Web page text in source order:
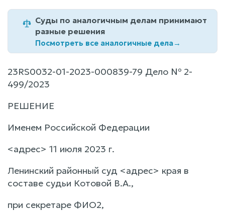
Суды по аналогичным делам принимают
разные решения
Посмотреть все аналогичные дела→
23RS0032-01-2023-000839-79 Дело № 2-
499/2023
РЕШЕНИЕ
Именем Российской Федерации
<адрес> 11 июля 2023 г.
Ленинский районный суд <адрес> края в
составе судьи Котовой В.А.,
при секретаре ФИО2,